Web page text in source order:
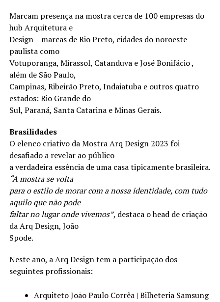
Marcam presença na mostra cerca de 100 empresas do
hub Arquitetura e
Design – marcas de Rio Preto, cidades do noroeste
paulista como
Votuporanga, Mirassol, Catanduva e José Bonifácio ,
além de São Paulo,
Campinas, Ribeirão Preto, Indaiatuba e outros quatro
estados: Rio Grande do
Sul, Paraná, Santa Catarina e Minas Gerais.
Brasilidades
O elenco criativo da Mostra Arq Design 2023 foi
desafiado a revelar ao público
a verdadeira essência de uma casa tipicamente brasileira.
“A mostra se volta
para o estilo de morar com a nossa identidade, com tudo
aquilo que não pode
faltar no lugar onde vivemos”, destaca o head de criação
da Arq Design, João
Spode.
Neste ano, a Arq Design tem a participação dos
seguintes profissionais:
Arquiteto João Paulo Corrêa | Bilheteria Samsung